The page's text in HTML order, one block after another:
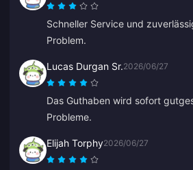
Schneller Service und
Problem.
Lucas Durgan Sr.2026/06/27
Das Guthaben wird sofort
Probleme.
Elijah Torphy2026/06/27